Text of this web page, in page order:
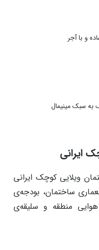
و با آجر
سبک مینیمال
ایرانی
ویلایی کوچک ایرانی
ساختمان، بودجه‌ی
منطقه و سلیقه‌ی